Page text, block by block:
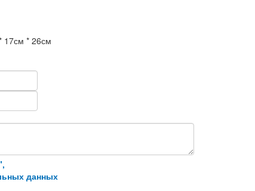
17см * 26см
данных